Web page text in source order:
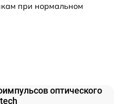
при нормальном
оптического